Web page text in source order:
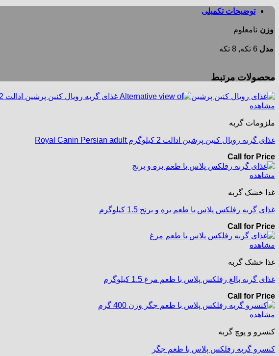
90
حیوانات
عدد
توضیحات تکمیلی
وزن نامعلوم
مدل 6 تکه, 8 تکه
محصولات مرتبط
مشاهده
ملزومات گربه
غذای گربه رویال کنین پرشین ادالت 2 کیلوگرم Royal Canin Persian adult
Call for Price
مشاهده
غذا خشک گربه
غذای گربه رفلکس پلاس با طعم بره و برنج 1.5 کیلوگرم
Call for Price
مشاهده
غذا خشک گربه
غذای گربه بالغ رفلکس پلاس با طعم مرغ 1.5 کیلوگرم
Call for Price
مشاهده
کنسرو و پوچ گربه
کنسرو گربه رفلکس پلاس با طعم جگر